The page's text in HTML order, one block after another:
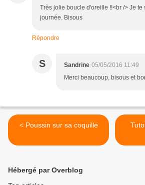
Très jolie boucle d'oreille !!<br /> Je
journée. Bisous
Répondre
S Sandrine 05/05/2016 11:49
Merci beaucoup, bisous et
< Poussin sur sa coquille
Hébergé par Overblog